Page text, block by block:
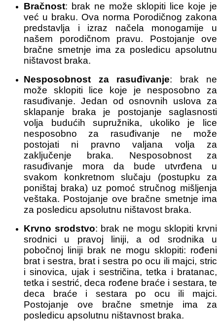
Bračnost: brak ne može sklopiti lice koje je
već u braku. Ova norma Porodičnog zakona
predstavlja i izraz načela monogamije u
našem porodičnom pravu. Postojanje ove
bračne smetnje ima za posledicu apsolutnu
ništavost braka.
Nesposobnost za rasuđivanje: brak ne
može sklopiti lice koje je nesposobno za
rasuđivanje. Jedan od osnovnih uslova za
sklapanje braka je postojanje saglasnosti
volja budućih supružnika, ukoliko je lice
nesposobno za rasuđivanje ne može
postojati ni pravno valjana volja za
zaključenje braka. Nesposobnost za
rasuđivanje mora da bude utvrđena u
svakom konkretnom slučaju (postupku za
poništaj braka) uz pomoć stručnog mišljenja
veštaka. Postojanje ove bračne smetnje ima
za posledicu apsolutnu ništavost braka.
Krvno srodstvo: brak ne mogu sklopiti krvni
srodnici u pravoj liniji, a od srodnika u
pobočnoj liniji brak ne mogu sklopiti: rođeni
brat i sestra, brat i sestra po ocu ili majci, stric
i sinovica, ujak i sestričina, tetka i bratanac,
tetka i sestrić, deca rođene braće i sestara, te
deca braće i sestara po ocu ili majci.
Postojanje ove bračne smetnje ima za
posledicu apsolutnu ništavnost braka.